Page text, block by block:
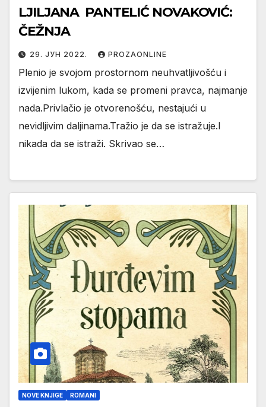
LJILJANA PANTELIĆ NOVAKOVIĆ:
ČEŽNJA
29. ЈУН 2022. PROZAONLINE
Plenio je svojom prostornom neuhvatljivošću i
izvijenim lukom, kada se promeni pravca, najmanje
nada.Privlačio je otvorenošću, nestajući u
nevidljivim daljinama.Tražio je da se istražuje.I
nikada da se istraži. Skrivao se…
NOVE KNJIGE ROMANI